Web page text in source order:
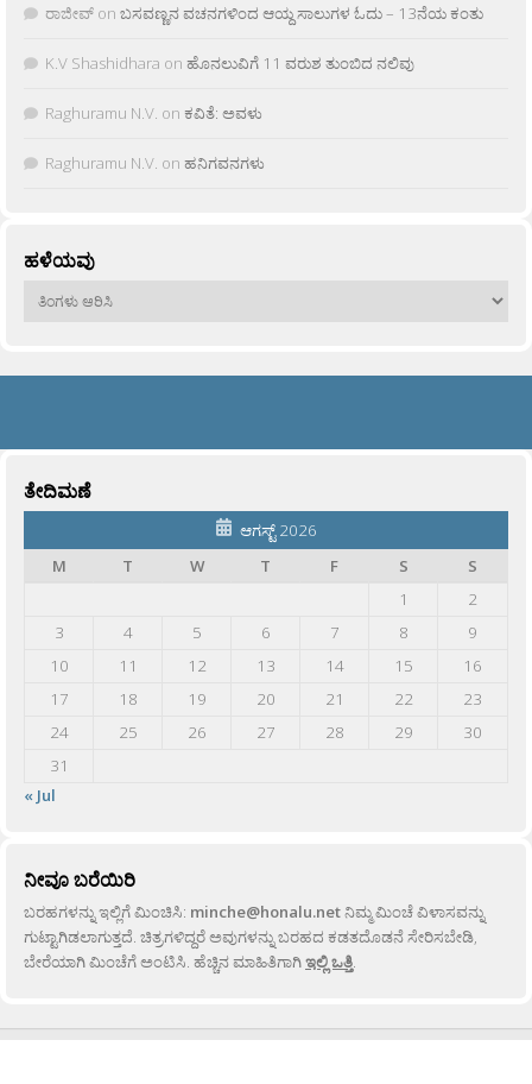
ರಾಜೀವ್ on ಬಸವಣ್ಣನ ವಚನಗಳಿಂದ ಆಯ್ದ ಸಾಲುಗಳ ಓದು – 13ನೆಯ ಕಂತು
K.V Shashidhara on ಹೊನಲುವಿಗೆ 11 ವರುಶ ತುಂಬಿದ ನಲಿವು
Raghuramu N.V. on ಕವಿತೆ: ಅವಳು
Raghuramu N.V. on ಹನಿಗವನಗಳು
ಹಳೆಯವು
ಹಳೆಯವು
ತೇದಿಮಣೆ
ಆಗಸ್ಟ್ 2026
M
T W T F S
S
1
2
3
4 5 6 7 8
9
10
11 12 13 14 15
16
17
18 19 20 21 22
23
24
25 26 27 28 29
30
31
« Jul
ನೀವೂ ಬರೆಯಿರಿ
ಬರಹಗಳನ್ನು ಇಲ್ಲಿಗೆ ಮಿಂಚಿಸಿ: minche@honalu.netನಿಮ್ಮ ಮಿಂಚೆ ವಿಳಾಸವನ್ನು
ಗುಟ್ಟಾಗಿಡಲಾಗುತ್ತದೆ. ಚಿತ್ರಗಳಿದ್ದರೆ ಅವುಗಳನ್ನು ಬರಹದ ಕಡತದೊಡನೆ ಸೇರಿಸಬೇಡಿ,
ಬೇರೆಯಾಗಿ ಮಿಂಚೆಗೆ ಅಂಟಿಸಿ. ಹೆಚ್ಚಿನ ಮಾಹಿತಿಗಾಗಿಇಲ್ಲಿ ಒತ್ತಿ.